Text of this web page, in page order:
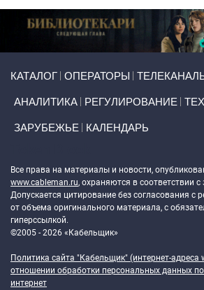
КАТАЛОГ ОПЕРАТОРЫ
АНАЛИТИКА РЕГУЛИРОВАНИЕ
ЗАРУБЕЖЬЕ КАЛЕНДАРЬ
Все права на материалы и новости,
www.cableman.ru, охраняются в соответствии
Допускается цитирование без согласования с
от объема оригинального материала, с
гиперссылкой.
©2005 - 2026 «Кабельщик»
Политика сайта "Кабельщик" (интернет-адреса
отношении обработки персональных данных
интернет